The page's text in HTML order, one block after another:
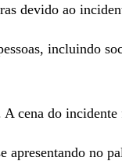
devido ao
incluindo
cena do incidente
apresentando no